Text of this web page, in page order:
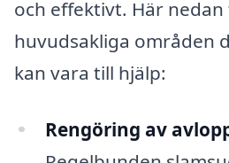
och effektivt. Här
huvudsakliga områden
kan vara till hjälp:
Rengöring av